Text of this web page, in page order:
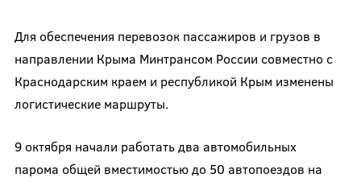
Для обеспечения перевозок пассажиров и грузов в
направлении Крыма Минтрансом России совместно с
Краснодарским краем и республикой Крым изменены
логистические маршруты.
9 октября начали работать два автомобильных
парома общей вместимостью до 50 автопоездов на